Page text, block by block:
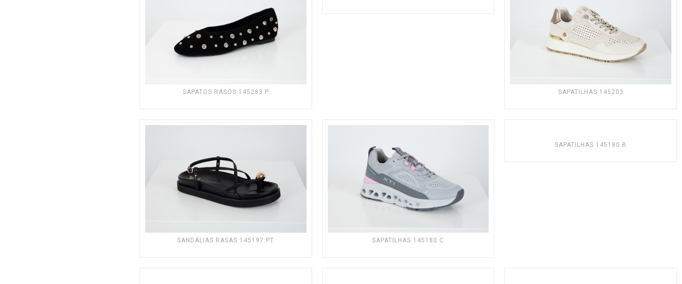
SAPATOS RASOS 145283 P SAPATILHAS 145203
SANDÁLIAS RASAS 145197 PT SAPATILHAS 145180 C
SAPATILHAS 145180 B